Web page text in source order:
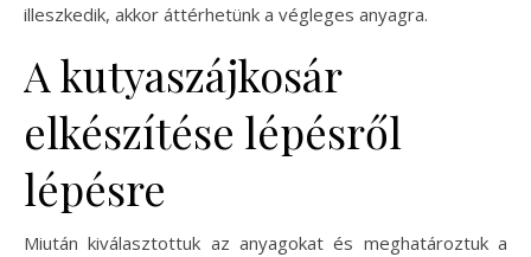
illeszkedik, akkor áttérhetünk a végleges anyagra.
A kutyaszájkosár
elkészítése lépésről
lépésre
Miután kiválasztottuk az anyagokat és meghatároztuk a